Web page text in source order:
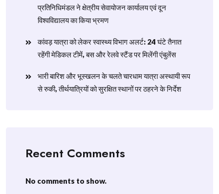
प्रतिनिधिमंडल ने क्षेत्रीय सेवायोजन कार्यालय एवं दून
विश्वविद्यालय का किया भ्रमण
​कांवड़ यात्रा को लेकर स्वास्थ्य विभाग अलर्ट: 24 घंटे तैनात
रहेंगी मेडिकल टीमें, बस और रेलवे स्टैंड पर मिलेंगी एंबुलेंस
​भारी बारिश और भूस्खलन के चलते चारधाम यात्रा अस्थायी रूप
से रुकी, तीर्थयात्रियों को सुरक्षित स्थानों पर ठहरने के निर्देश
Recent Comments
No comments to show.